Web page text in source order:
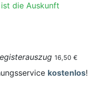
die Auskunft
16,50 €
kostenlos!